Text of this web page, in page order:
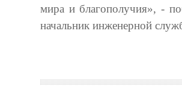
мира и благополучия», -
начальник инженерной